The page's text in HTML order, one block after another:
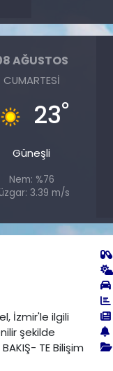
AĞUSTOS
CUMARTESI
23°
Güneşli
Nem: %76
3.39 m/s
İzmir'le ilgili
şekilde
TE Bilişim